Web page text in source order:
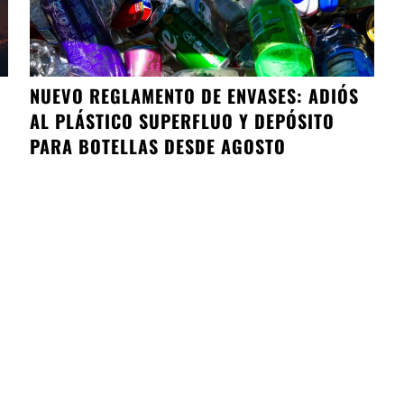
NUEVO REGLAMENTO DE ENVASES: ADIÓS
AL PLÁSTICO SUPERFLUO Y DEPÓSITO
PARA BOTELLAS DESDE AGOSTO